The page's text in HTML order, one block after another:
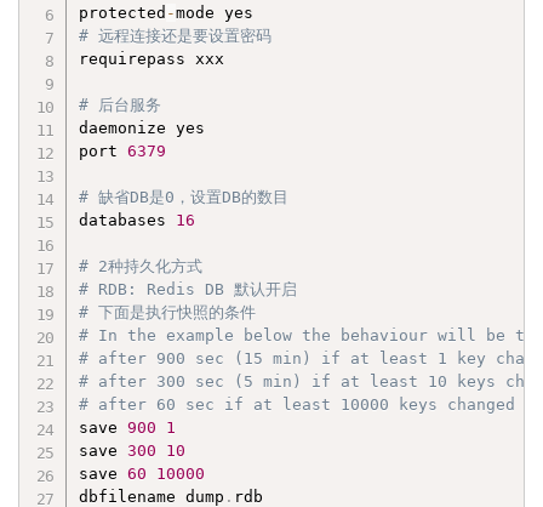
protected -
# 远程连接还是要设置密码
requirepass xxx
# 后台服务
daemonize yes
port 6379
# 缺省DB是0，设置DB的数目
databases 16
# 2种持久化方式
# RDB: Redis DB 默认开启
# 下面是执行快照的条件
# In the example below the behaviour will be to
# after 900 sec (15 min) if at least 1 key
# after 300 sec (5 min) if at least 10 keys
# after 60 sec if at least 10000 keys changed
save 900
1
save 300
10
save 60
10000
dbfilename dump . rdb